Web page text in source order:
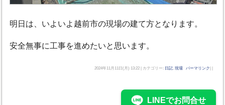
明日は、いよいよ越前市の現場の建て方となります。
安全無事に工事を進めたいと思います。
2024年11月11日(月) 13:22 | カテゴリー: 日記 現場 パーマリンク
LINEでお問合せ